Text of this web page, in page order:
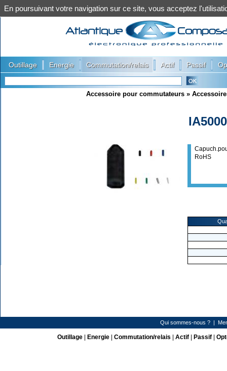
Outillage Energie Commutation/relais Actif Passif
Accessoire pour commutateurs »
RoHS
Qui sommes-nous ?|
Outillage| Energie| Commutation/relais Actif| Passif|
En poursuivant votre navigation sur ce site, vous acceptez